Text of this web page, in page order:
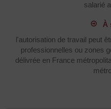
salarié
À
l'autorisation de travail peut
professionnelles ou zones
délivrée en France